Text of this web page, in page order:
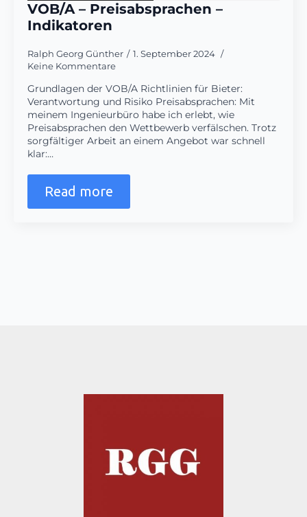
VOB/A – Preisabsprachen –
Indikatoren
Ralph Georg Günther
1. September 2024
Keine Kommentare
Grundlagen der VOB/A Richtlinien für Bieter:
Verantwortung und Risiko Preisabsprachen: Mit
meinem Ingenieurbüro habe ich erlebt, wie
Preisabsprachen den Wettbewerb verfälschen. Trotz
sorgfältiger Arbeit an einem Angebot war schnell
klar:…
Read more